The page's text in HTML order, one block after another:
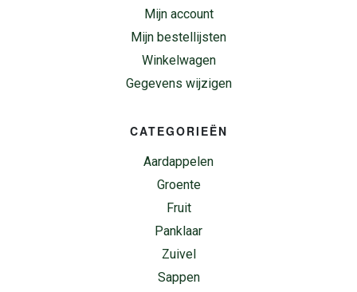
Mijn account
Mijn bestellijsten
Winkelwagen
Gegevens wijzigen
CATEGORIEËN
Aardappelen
Groente
Fruit
Panklaar
Zuivel
Sappen